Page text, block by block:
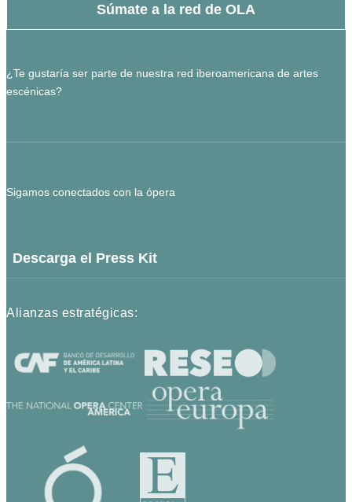
Súmate a la red de OLA
¿Te gustaría ser parte de nuestra red iberoamericana de artes
escénicas?
Sigamos conectados con la ópera
Descarga el Press Kit
Alianzas estratégicas: